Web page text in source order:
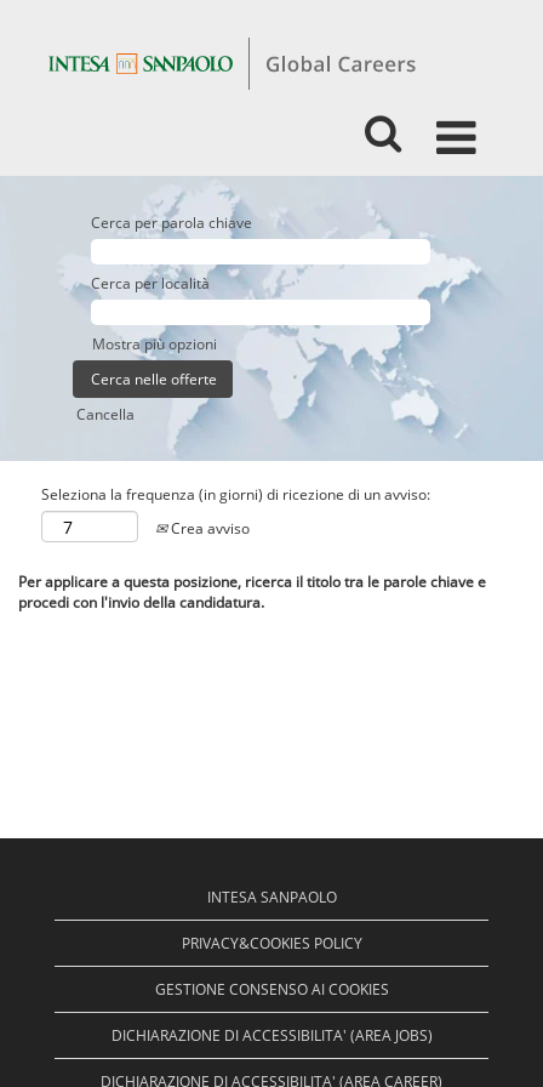
Cerca per parola chiave
Cerca per località
Mostra più opzioni
Cancella
Seleziona la frequenza (in giorni) di ricezione di un avviso:
Crea avviso
Per applicare a questa posizione, ricerca il titolo tra le parole chiave e
procedi con l'invio della candidatura.
INTESA SANPAOLO
PRIVACY&COOKIES POLICY
GESTIONE CONSENSO AI COOKIES
DICHIARAZIONE DI ACCESSIBILITA' (AREA JOBS)
DICHIARAZIONE DI ACCESSIBILITA' (AREA CAREER)